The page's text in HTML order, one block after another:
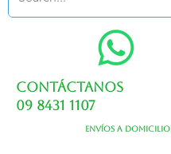
Contáctanos
09 8431 1107
Envíos a domicilio